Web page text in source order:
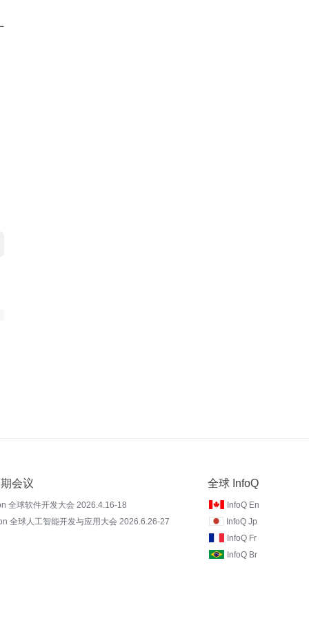
会议
全球软件开发大会 2026.4.16-18
全球人工智能开发与应用大会 2026.6.26-27
全球 InfoQ
InfoQ En
InfoQ Jp
InfoQ Fr
InfoQ Br